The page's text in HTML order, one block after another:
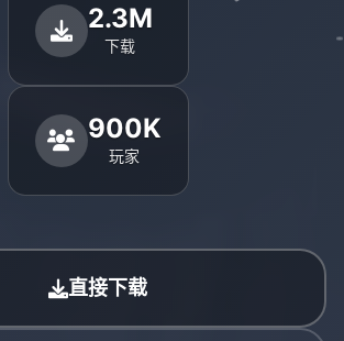
2.3M
下载
900K
玩家
直接下载